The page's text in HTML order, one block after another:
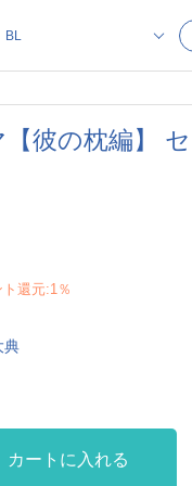
彼の枕編】
還元:1％
典
カートに入れる